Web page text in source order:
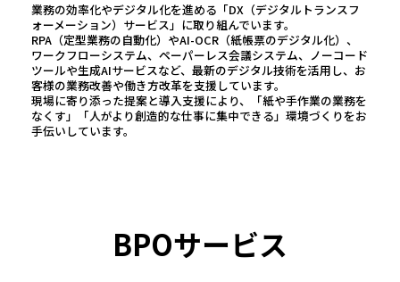
業務の効率化やデジタル化を進める「DX（デジタルトランスフ
ォーメーション）サービス」に取り組んでいます。
RPA（定型業務の自動化）やAI-OCR（紙帳票のデジタル化）、
ワークフローシステム、ペーパーレス会議システム、ノーコード
ツールや生成AIサービスなど、最新のデジタル技術を活用し、お
客様の業務改善や働き方改革を支援しています。
現場に寄り添った提案と導入支援により、「紙や手作業の業務を
なくす」「人がより創造的な仕事に集中できる」環境づくりをお
手伝いしています。
BPOサービス